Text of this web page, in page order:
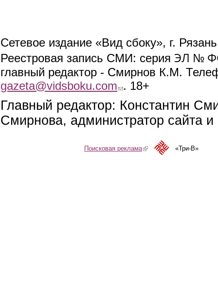
Сетевое издание «Вид сбоку», г.
Реестровая запись СМИ: серия ЭЛ №
главный редактор - Смирнов К.М.
gazeta@vidsboku.com (link sends e-mail)
. 18+
Главный редактор: Константин
Смирнова, администратор сайта
Поисковая реклама(link is external)«Три-В»